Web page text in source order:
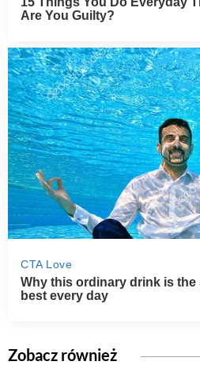
Zobacz również